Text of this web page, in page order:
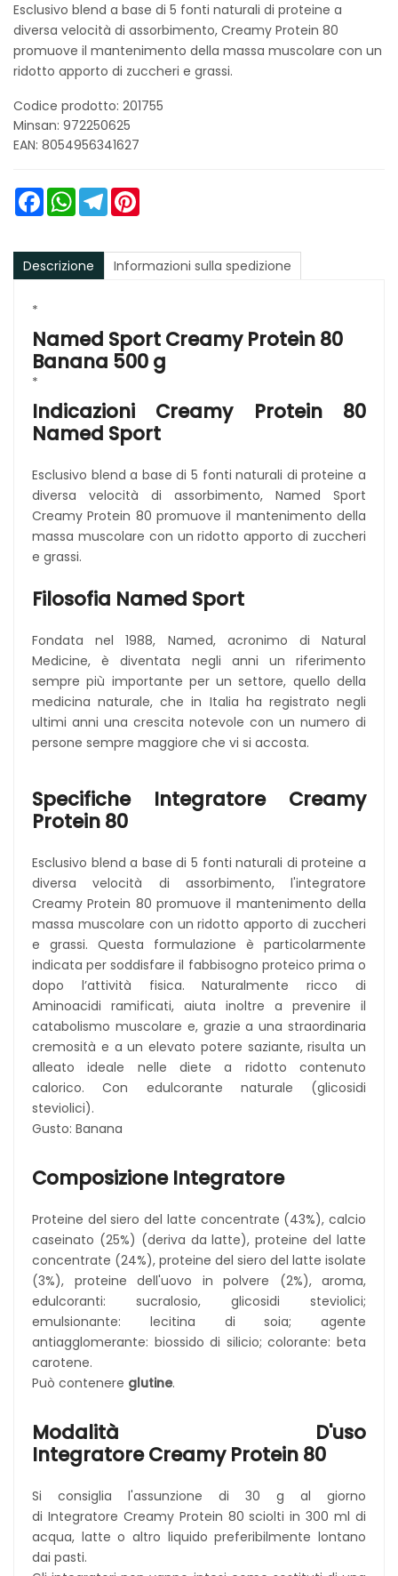
Esclusivo blend a base di 5 fonti naturali di proteine a
diversa velocità di assorbimento, Creamy Protein 80
promuove il mantenimento della massa muscolare con un
ridotto apporto di zuccheri e grassi.
Codice prodotto: 201755
Minsan: 972250625
EAN: 8054956341627
FacebookWhatsAppTelegram
Descrizione Informazioni sulla spedizione
*
Named Sport Creamy Protein 80
Banana 500 g
*
Indicazioni Creamy Protein 80
Named Sport
Esclusivo blend a base di 5 fonti naturali di proteine a
diversa velocità di assorbimento, Named Sport
Creamy Protein 80 promuove il mantenimento della
massa muscolare con un ridotto apporto di zuccheri
e grassi.
Filosofia Named Sport
Fondata nel 1988, Named, acronimo di Natural
Medicine, è diventata negli anni un riferimento
sempre più importante per un settore, quello della
medicina naturale, che in Italia ha registrato negli
ultimi anni una crescita notevole con un numero di
persone sempre maggiore che vi si accosta.
Specifiche Integratore Creamy
Protein 80
Esclusivo blend a base di 5 fonti naturali di proteine a
diversa velocità di assorbimento, l'integratore
Creamy Protein 80 promuove il mantenimento della
massa muscolare con un ridotto apporto di zuccheri
e grassi. Questa formulazione è particolarmente
indicata per soddisfare il fabbisogno proteico prima o
dopo l’attività fisica. Naturalmente ricco di
Aminoacidi ramificati, aiuta inoltre a prevenire il
catabolismo muscolare e, grazie a una straordinaria
cremosità e a un elevato potere saziante, risulta un
alleato ideale nelle diete a ridotto contenuto
calorico. Con edulcorante naturale (glicosidi
steviolici).
Gusto: Banana
Composizione Integratore
Proteine del siero del latte concentrate (43%), calcio
caseinato (25%) (deriva da latte), proteine del latte
concentrate (24%), proteine del siero del latte isolate
(3%), proteine dell'uovo in polvere (2%), aroma,
edulcoranti: sucralosio, glicosidi steviolici;
emulsionante: lecitina di soia; agente
antiagglomerante: biossido di silicio; colorante: beta
carotene.
Può contenere glutine.
Modalità D'uso
IntegratoreCreamy Protein 80
Si consiglia l'assunzione di 30 g al giorno
di Integratore Creamy Protein 80 sciolti in 300 ml di
acqua, latte o altro liquido preferibilmente lontano
dai pasti.